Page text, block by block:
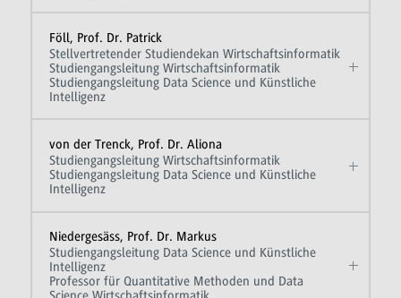
Föll, Prof. Dr. Patrick
Stellvertretender Studiendekan Wirtschaftsinformatik
Studiengangsleitung Wirtschaftsinformatik
Studiengangsleitung Data Science und Künstliche
Intelligenz
von der Trenck, Prof. Dr. Aliona
Studiengangsleitung Wirtschaftsinformatik
Studiengangsleitung Data Science und Künstliche
Intelligenz
Niedergesäss, Prof. Dr. Markus
Studiengangsleitung Data Science und Künstliche
Intelligenz
Professor für Quantitative Methoden und Data